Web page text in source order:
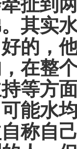
其实
的，
在整
等方
能水
称自